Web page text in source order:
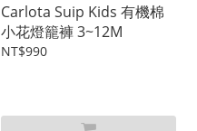
Carlota Suip Kids 有機棉
小花燈籠褲 3~12M
NT$990